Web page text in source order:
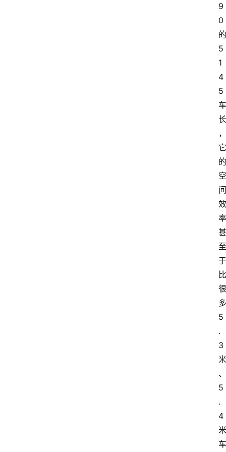
9
0
的
5
1
4
5
车
长
，
它
的
空
间
效
率
甚
至
于
比
很
多
5
.
3
米
、
5
.
4
米
车